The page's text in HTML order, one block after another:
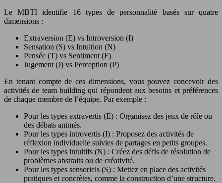
Le MBTI identifie 16 types de personnalité basés sur quatre
dimensions :
Extraversion (E) vs Introversion (I)
Sensation (S) vs Intuition (N)
Pensée (T) vs Sentiment (F)
Jugement (J) vs Perception (P)
En tenant compte de ces dimensions, vous pouvez concevoir des
activités de team building qui répondent aux besoins et préférences
de chaque membre de l’équipe. Par exemple :
Pour les types extravertis (E) : Organisez des jeux de rôle ou
des débats animés.
Pour les types introvertis (I) : Proposez des activités de
réflexion individuelle suivies de partages en petits groupes.
Pour les types intuitifs (N) : Créez des défis de résolution de
problèmes abstraits ou de créativité.
Pour les types sensoriels (S) : Mettez en place des activités
pratiques et concrètes, comme la construction d’une structure.